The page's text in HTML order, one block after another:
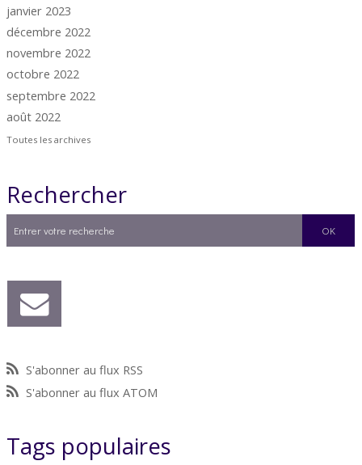
janvier 2023
décembre 2022
novembre 2022
octobre 2022
septembre 2022
août 2022
Toutes les archives
Rechercher
S'abonner au flux RSS
S'abonner au flux ATOM
Tags populaires